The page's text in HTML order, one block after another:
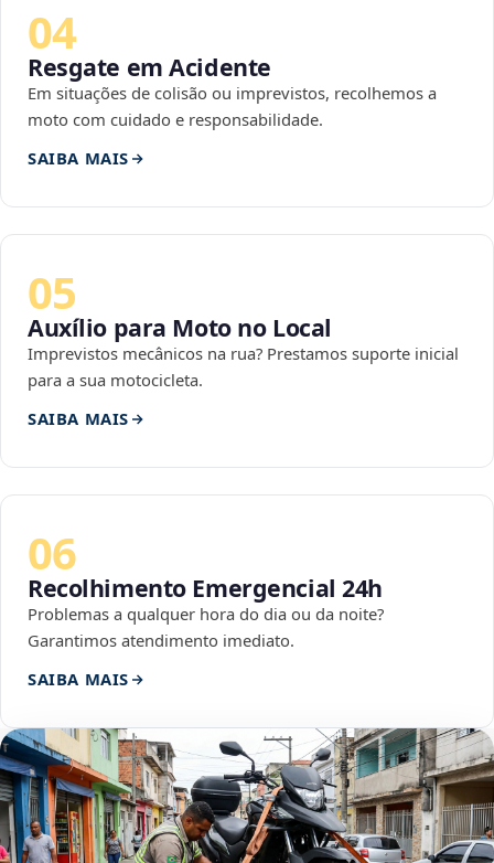
04
Resgate em Acidente
Em situações de colisão ou imprevistos, recolhemos a
moto com cuidado e responsabilidade.
SAIBA MAIS
05
Auxílio para Moto no Local
Imprevistos mecânicos na rua? Prestamos suporte inicial
para a sua motocicleta.
SAIBA MAIS
06
Recolhimento Emergencial 24h
Problemas a qualquer hora do dia ou da noite?
Garantimos atendimento imediato.
SAIBA MAIS